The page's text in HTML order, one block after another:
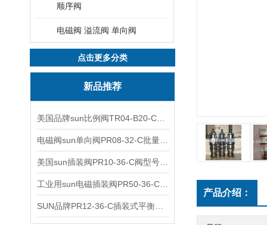
顺序阀
电磁阀 溢流阀 单向阀
点击更多分类
新品推荐
产品介绍：